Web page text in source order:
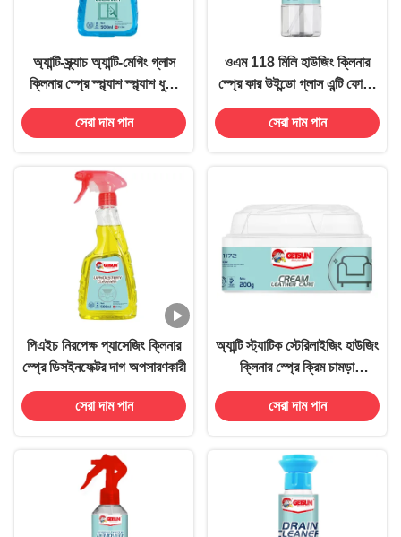
অ্যান্টি-স্ক্র্যাচ অ্যান্টি-মেগিং গ্লাস
ক্লিনার স্প্রে স্প্ল্যাশ স্প্ল্যাশ ধুলো
অপসারণকারী 500 মিলি
সেরা দাম পান
ওএম 118 মিলি হাউজিং ক্লিনার
স্প্রে কার উইন্ডো গ্লাস এন্টি ফোগিং
এজেন্ট
সেরা দাম পান
পিএইচ নিরপেক্ষ প্যাসেজিং ক্লিনার
স্প্রে ডিসইনফেক্টর দাগ অপসারণকারী
সেরা দাম পান
অ্যান্টি স্ট্যাটিক স্টেরিলাইজিং হাউজিং
ক্লিনার স্প্রে ক্রিম চামড়া
পুনরুদ্ধারকারী উজ্জ্বলতা OEM
সেরা দাম পান